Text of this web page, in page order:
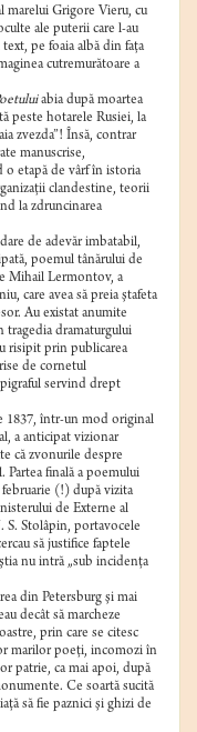
marelui Grigore Vieru, cu
ale puterii care l-au
pe foaia albă din faţa
cutremurătoare a
abia după moartea
peste hotarele Rusiei, la
zvezda”! Însă, contrar
manuscrise,
etapă de vârf în istoria
clandestine, teorii
la zdruncinarea
de adevăr imbatabil,
poemul tânărului de
Mihail Lermontov, a
care avea să preia ştafeta
Au existat anumite
dramaturgului
risipit prin publicarea
de cornetul
servind drept
1837, într-un mod original
a anticipat vizionar
că zvonurile despre
Partea finală a poemului
februarie (!) după vizita
de Externe al
S. Stolâpin, portavocele
să justifice faptele
nu intră „sub incidenţa
din Petersburg şi mai
decât să marcheze
prin care se citesc
marilor poeţi, incomozi în
patrie, ca mai apoi, după
Ce soartă sucită
să fie paznici şi ghizi de